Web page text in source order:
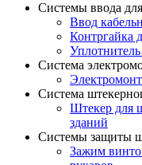
Системы ввода
Ввод
Контргайка
Уплотнитель
Система
Система
Штекер для
зданий
Системы защиты
Зажим